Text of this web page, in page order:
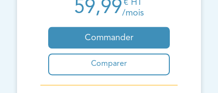
59,99 € HT
/mois
Commander
Comparer